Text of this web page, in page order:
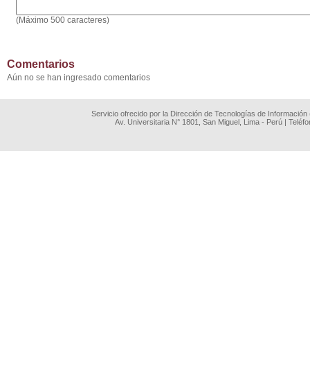
(Máximo 500 caracteres)
Comentarios
Aún no se han ingresado comentarios
Servicio ofrecido por la Dirección de Tecnologías de
Av. Universitaria N° 1801, San Miguel, Lima - Perú |